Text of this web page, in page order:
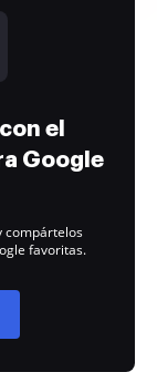
el
Google
compártelos
favoritas.